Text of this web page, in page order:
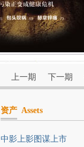
上一期 下一期
资产 Assets
中影上影图谋上市